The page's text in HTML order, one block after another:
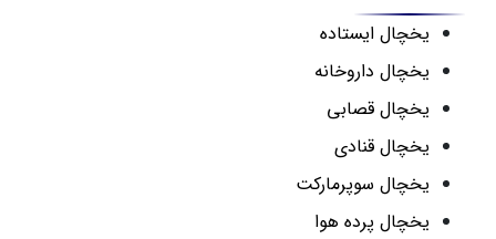
یخچال ایستاده
یخچال داروخانه
یخچال قصابی
یخچال قنادی
یخچال سوپرمارکت
یخچال پرده هوا